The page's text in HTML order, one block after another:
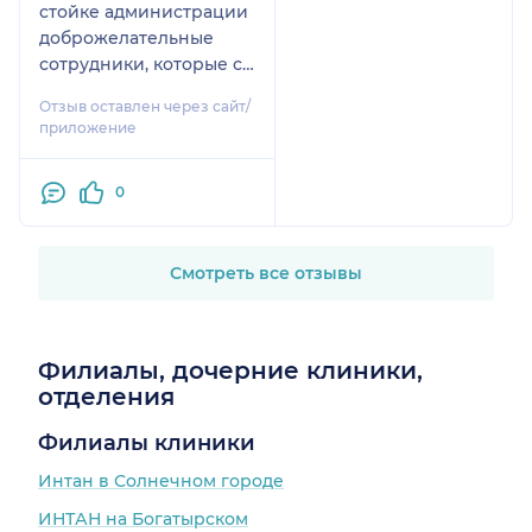
стойке администрации
доброжелательные
сотрудники, которые с
сориентируют.
Проходила лечение у
терапевта Хорьяковой
Свою работу выполняет
завершению, были
даны подробно
рекомендации по уходу
за зубами и
профилактике
развития кариеса.
Отзыв оставлен через сайт/
приложение
0
Смотреть все отзывы
Филиалы, дочерние клиники,
отделения
Филиалы клиники
Интан в Солнечном городе
ИНТАН на Богатырском